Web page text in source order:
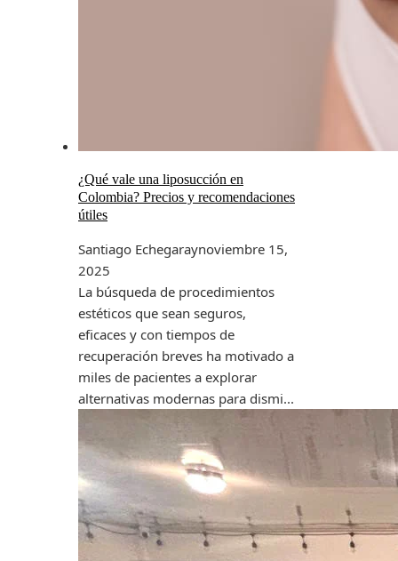
¿Qué vale una liposucción en
Colombia? Precios y recomendaciones
útiles
Santiago Echegaraynoviembre 15,
2025
La búsqueda de procedimientos
estéticos que sean seguros,
eficaces y con tiempos de
recuperación breves ha motivado a
miles de pacientes a explorar
alternativas modernas para dismi...